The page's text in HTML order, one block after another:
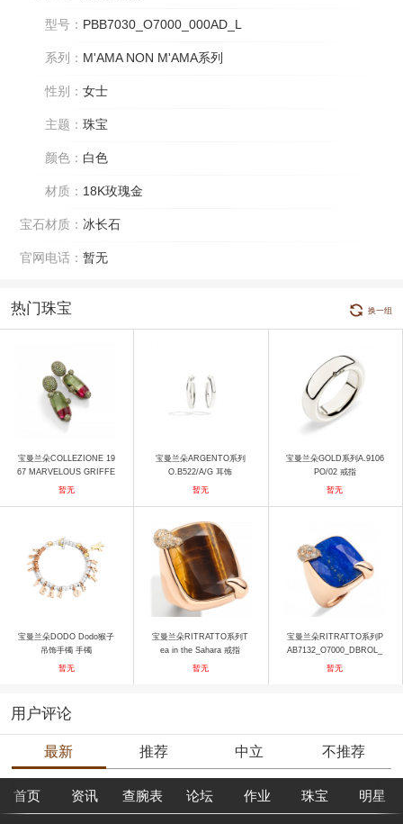
型号： PBB7030_O7000_000AD_L
系列： M'AMA NON M'AMA系列
性别： 女士
主题： 珠宝
颜色： 白色
材质： 18K玫瑰金
宝石材质： 冰长石
官网电话： 暂无
热门珠宝 换一组
宝曼兰朵COLLEZIONE 19
67 MARVELOUS GRIFFE
耳环2 耳饰
暂无
宝曼兰朵ARGENTO系列
O.B522/A/G 耳饰
暂无
宝曼兰朵GOLD系列A.9106
PO/02 戒指
暂无
宝曼兰朵DODO Dodo猴子
吊饰手镯 手镯
暂无
宝曼兰朵RITRATTO系列T
ea in the Sahara 戒指
暂无
宝曼兰朵RITRATTO系列P
AB7132_O7000_DBROL_
60 戒指
暂无
用户评论
最新 推荐 中立 不推荐
首页 资讯 查腕表 论坛 作业 珠宝 明星